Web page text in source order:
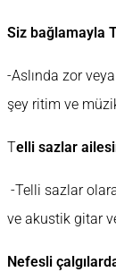
Siz bağlamayla
-Aslında zor
şey ritim ve
Telli sazlar
-Telli sazlar
ve akustik gitar
Nefesli